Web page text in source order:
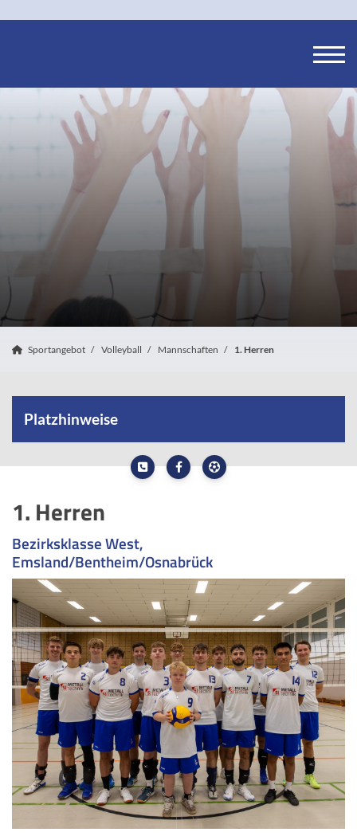
Sportangebot Volleyball Mannschaften 1. Herren
Platzhinweise
1. Herren
Bezirksklasse West,
Emsland/Bentheim/Osnabrück